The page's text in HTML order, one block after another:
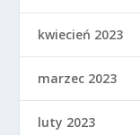
kwiecień 2023
marzec 2023
luty 2023